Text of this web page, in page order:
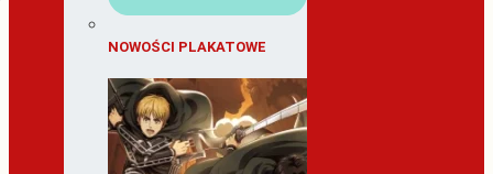
NOWOŚCI PLAKATOWE